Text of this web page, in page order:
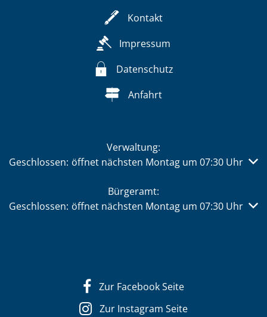
Kontakt
Impressum
Datenschutz
Anfahrt
Verwaltung:
Klicken, um weitere Öffnungs- oder Schließzeiten
Geschlossen: öffnet nächsten Montag um 07:30 Uhr
Bürgeramt:
Klicken, um weitere Öffnungs- oder Schließzeiten
Geschlossen: öffnet nächsten Montag um 07:30 Uhr
Zur Facebook Seite
Zur Instagram Seite